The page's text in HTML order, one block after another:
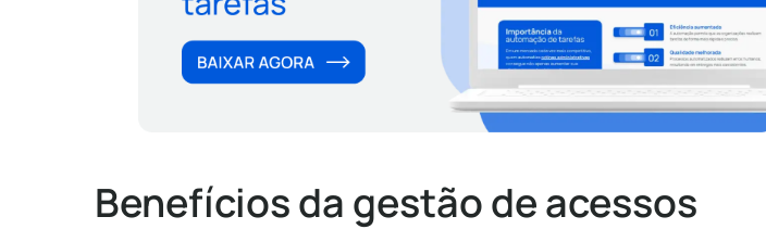
Benefícios da gestão de acessos